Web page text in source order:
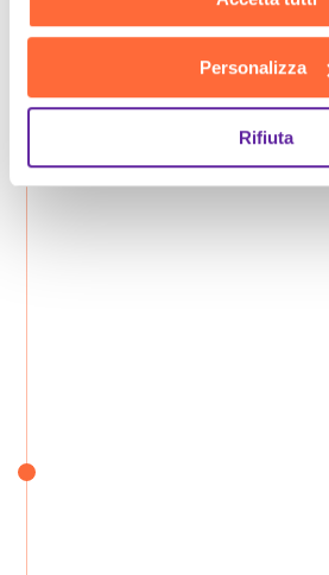
Personalizza
Rifiuta